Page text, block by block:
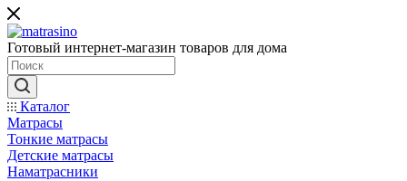
Готовый интернет-магазин товаров для дома
Каталог
Матрасы
Тонкие матрасы
Детские матрасы
Наматрасники